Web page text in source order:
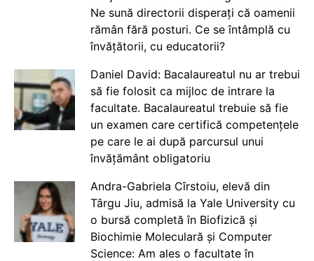
Ne sună directorii disperați că oamenii
rămân fără posturi. Ce se întâmplă cu
învățătorii, cu educatorii?
Daniel David: Bacalaureatul nu ar trebui
să fie folosit ca mijloc de intrare la
facultate. Bacalaureatul trebuie să fie
un examen care certifică competențele
pe care le ai după parcursul unui
învățământ obligatoriu
Andra-Gabriela Cîrstoiu, elevă din
Târgu Jiu, admisă la Yale University cu
o bursă completă în Biofizică și
Biochimie Moleculară și Computer
Science: Am ales o facultate în